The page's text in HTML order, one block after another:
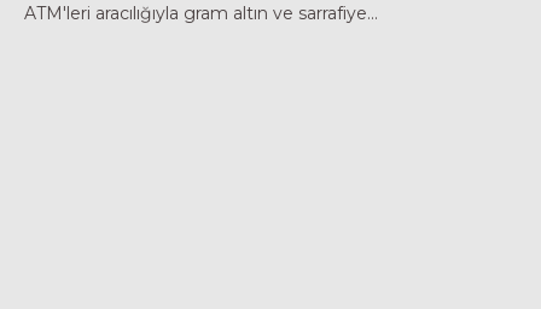
ATM'leri aracılığıyla gram altın ve sarrafiye...